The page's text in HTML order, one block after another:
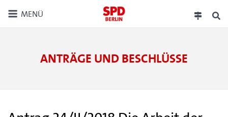
MENÜ
ANTRÄGE UND BESCHLÜSSE